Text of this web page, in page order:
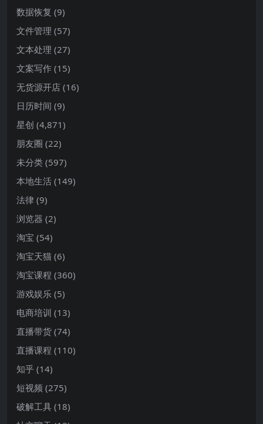
数据恢复 (9)
文件管理 (57)
文本处理 (27)
文案写作 (15)
无货源开店 (16)
日历时间 (9)
星创 (4,871)
朋友圈 (22)
未分类 (597)
本地生活 (149)
法律 (9)
浏览器 (2)
淘宝 (54)
淘宝天猫 (6)
淘宝课程 (360)
游戏娱乐 (5)
电商培训 (13)
直播带货 (74)
直播课程 (110)
知乎 (14)
短视频 (275)
破解工具 (18)